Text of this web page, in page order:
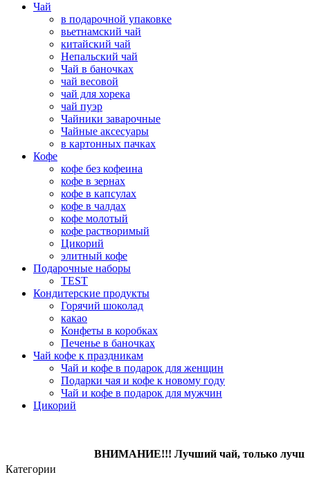
Чай
в подарочной упаковке
вьетнамский чай
китайский чай
Непальский чай
Чай в баночках
чай весовой
чай для хорека
чай пуэр
Чайники заварочные
Чайные аксесуары
в картонных пачках
Кофе
кофе без кофеина
кофе в зернах
кофе в капсулах
кофе в чалдах
кофе молотый
кофе растворимый
Цикорий
элитный кофе
Подарочные наборы
TEST
Кондитерcкие продукты
Горячий шоколад
какао
Конфеты в коробках
Печенье в баночках
Чай кофе к праздникам
Чай и кофе в подарок для женщин
Подарки чая и кофе к новому году
Чай и кофе в подарок для мужчин
Цикорий
ВНИМАНИЕ!!! Лучший чай, только лучший
Категории